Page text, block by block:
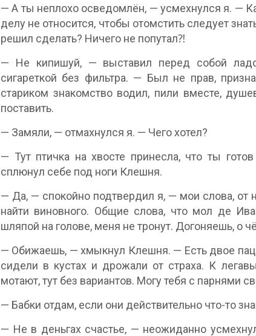
— А ты неплохо осведомлён, — усмехнулся я. —
делу не относится, чтобы отомстить следует
решил сделать? Ничего не попутал⁈
— Не кипишуй, — выставил перед собой
сигареткой без фильтра. — Был не прав,
стариком знакомство водил, пили вместе,
поставить.
— Замяли, — отмахнулся я. — Чего хотел?
— Тут птичка на хвосте принесла, что ты
сплюнул себе под ноги Клешня.
— Да, — спокойно подтвердил я, — мои слова, от
найти виновного. Общие слова, что мол де
шляпой на голове, меня не тронут. Догоняешь, о
— Обижаешь, — хмыкнул Клешня. — Есть двое
сидели в кустах и дрожали от страха. К
мотают, тут без вариантов. Могу тебя с парнями
— Бабки отдам, если они действительно что-то
— Не в деньгах счастье, — неожиданно